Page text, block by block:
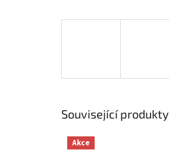
Související produkty
Akce